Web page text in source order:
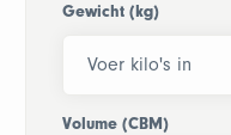
Gewicht (kg)
Volume (CBM)